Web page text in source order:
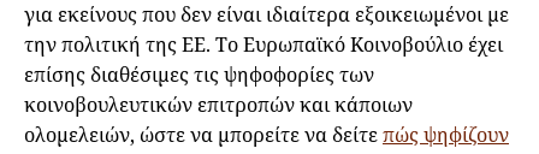
για εκείνους που δεν είναι ιδιαίτερα εξοικειωμένοι με
την πολιτική της ΕΕ. Το Ευρωπαϊκό Κοινοβούλιο έχει
επίσης διαθέσιμες τις ψηφοφορίες των
κοινοβουλευτικών επιτροπών και κάποιων
ολομελειών, ώστε να μπορείτε να δείτεπώς ψηφίζουν